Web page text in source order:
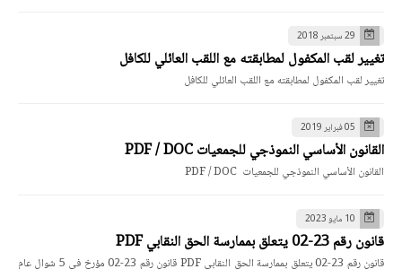
29 سبتمبر 2018
تغيير لقب المكفول لمطابقته مع اللقب العائلي للكافل
تغيير لقب المكفول لمطابقته مع اللقب العائلي للكافل
05 فبراير 2019
القانون الأساسي النموذجي للجمعيات PDF / DOC
القانون الأساسي النموذجي للجمعيات PDF / DOC
10 مايو 2023
قانون رقم 23-02 يتعلق بممارسة الحق النقابي PDF
قانون رقم 23-02 يتعلق بممارسة الحق النقابي PDF قانون رقم 23-02 مؤرخ في 5 شوال عام